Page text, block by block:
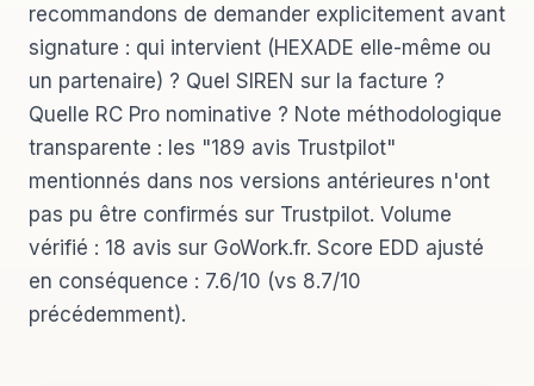
recommandons de demander explicitement avant
signature : qui intervient (HEXADE elle-même ou
un partenaire) ? Quel SIREN sur la facture ?
Quelle RC Pro nominative ? Note méthodologique
transparente : les "189 avis Trustpilot"
mentionnés dans nos versions antérieures n'ont
pas pu être confirmés sur Trustpilot. Volume
vérifié : 18 avis sur GoWork.fr. Score EDD ajusté
en conséquence : 7.6/10 (vs 8.7/10
précédemment).